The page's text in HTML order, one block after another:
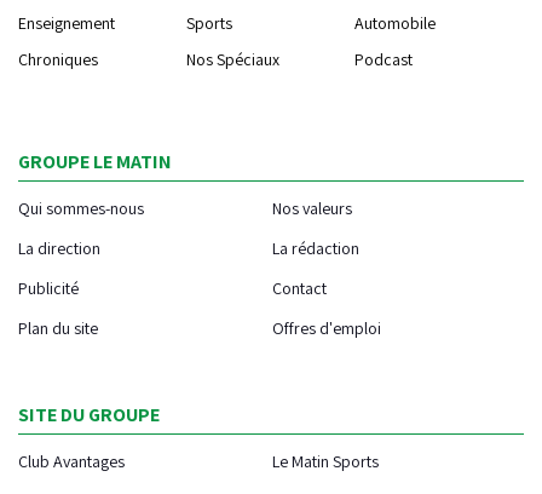
Enseignement
Sports
Automobile
Chroniques
Nos Spéciaux Podcast
GROUPE LE MATIN
Qui sommes-nous
Nos valeurs
La direction
La rédaction
Publicité
Contact
Plan du site
Offres d'emploi
SITE DU GROUPE
Club Avantages
Le Matin Sports